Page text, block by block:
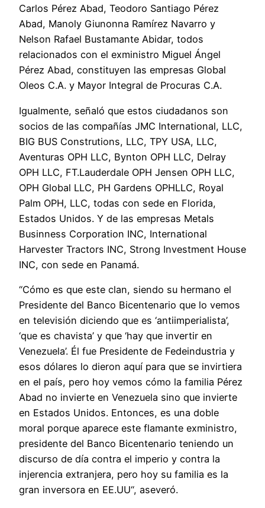
Carlos Pérez Abad, Teodoro Santiago Pérez
Abad, Manoly Giunonna Ramírez Navarro y
Nelson Rafael Bustamante Abidar, todos
relacionados con el exministro Miguel Ángel
Pérez Abad, constituyen las empresas Global
Oleos C.A. y Mayor Integral de Procuras C.A.
Igualmente, señaló que estos ciudadanos son
socios de las compañías JMC International, LLC,
BIG BUS Construtions, LLC, TPY USA, LLC,
Aventuras OPH LLC, Bynton OPH LLC, Delray
OPH LLC, FT.Lauderdale OPH Jensen OPH LLC,
OPH Global LLC, PH Gardens OPHLLC, Royal
Palm OPH, LLC, todas con sede en Florida,
Estados Unidos. Y de las empresas Metals
Businness Corporation INC, International
Harvester Tractors INC, Strong Investment House
INC, con sede en Panamá.
“Cómo es que este clan, siendo su hermano el
Presidente del Banco Bicentenario que lo vemos
en televisión diciendo que es ‘antiimperialista’,
‘que es chavista’ y que ‘hay que invertir en
Venezuela’. Él fue Presidente de Fedeindustria y
esos dólares lo dieron aquí para que se invirtiera
en el país, pero hoy vemos cómo la familia Pérez
Abad no invierte en Venezuela sino que invierte
en Estados Unidos. Entonces, es una doble
moral porque aparece este flamante exministro,
presidente del Banco Bicentenario teniendo un
discurso de día contra el imperio y contra la
injerencia extranjera, pero hoy su familia es la
gran inversora en EE.UU“, aseveró.